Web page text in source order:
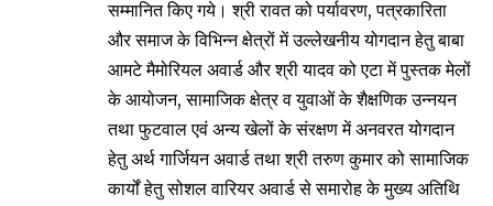
सम्मानित किए गये। श्री रावत को पर्यावरण, पत्रकारिता
और समाज के विभिन्न क्षेत्रों में उल्लेखनीय योगदान हेतु बाबा
आमटे मैमोरियल अवार्ड और श्री यादव को एटा में पुस्तक मेलों
के आयोजन, सामाजिक क्षेत्र व युवाओं के शैक्षणिक उन्नयन
तथा फुटवाल एवं अन्य खेलों के संरक्षण में अनवरत योगदान
हेतु अर्थ गार्जियन अवार्ड तथा श्री तरुण कुमार को सामाजिक
कार्यों हेतु सोशल वारियर अवार्ड से समारोह के मुख्य अतिथि